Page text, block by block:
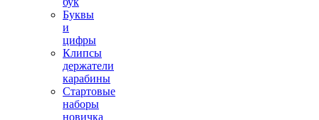
Буквы
и
цифры
Клипсы
держатели
карабины
Стартовые
наборы
новичка